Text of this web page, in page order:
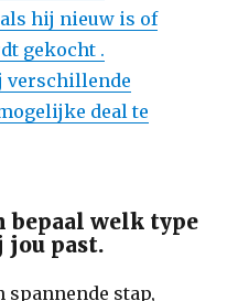
als hij nieuw is of
gekocht .
verschillende
deal te
bepaal welk type
jou past.
spannende stap,